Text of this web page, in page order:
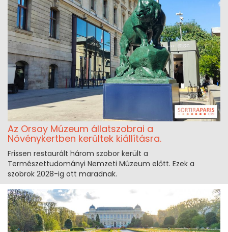
Az Orsay Múzeum állatszobrai a
Növénykertben kerültek kiállításra.
Frissen restaurált három szobor került a
Természettudományi Nemzeti Múzeum előtt. Ezek a
szobrok 2028-ig ott maradnak.